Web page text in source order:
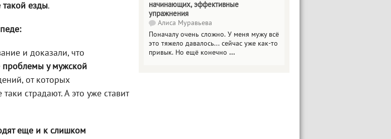
такой езды.
и доказали, что
проблемы у мужской
от которых
страдают. А это уже ставит
еще и к слишком
начинающих, эффективные
упражнения
Алиса Муравьева
Поначалу очень сложно. У меня мужу всё
это тяжело давалось... сейчас уже как-то
привык. Но ещё конечно ...